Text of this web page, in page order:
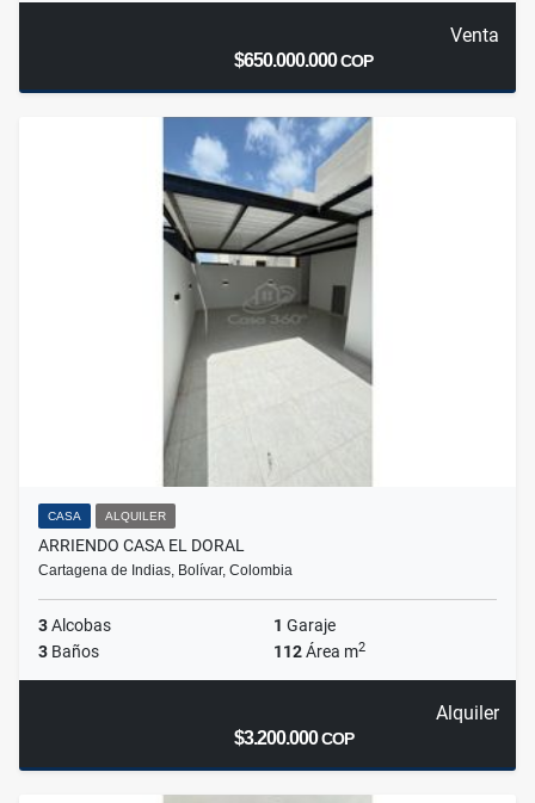
Venta
$650.000.000COP
CASA ALQUILER
ARRIENDO CASA EL DORAL
Cartagena de Indias, Bolívar, Colombia
3Alcobas 1 Garaje
3 Baños 112Área m2
Alquiler
$3.200.000COP